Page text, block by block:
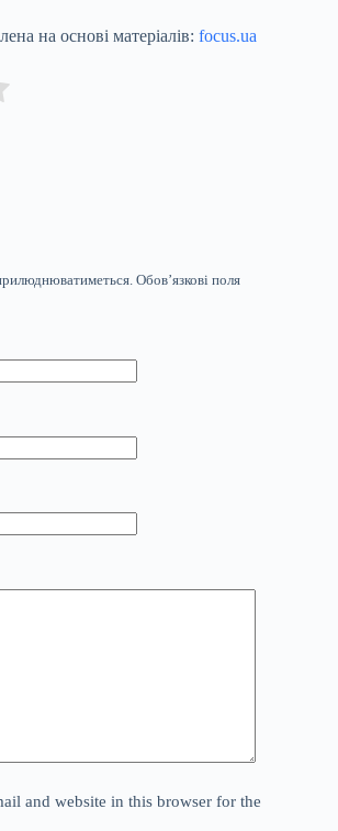
на основі матеріалів: focus.ua
Обов’язкові поля
and website in this browser for the